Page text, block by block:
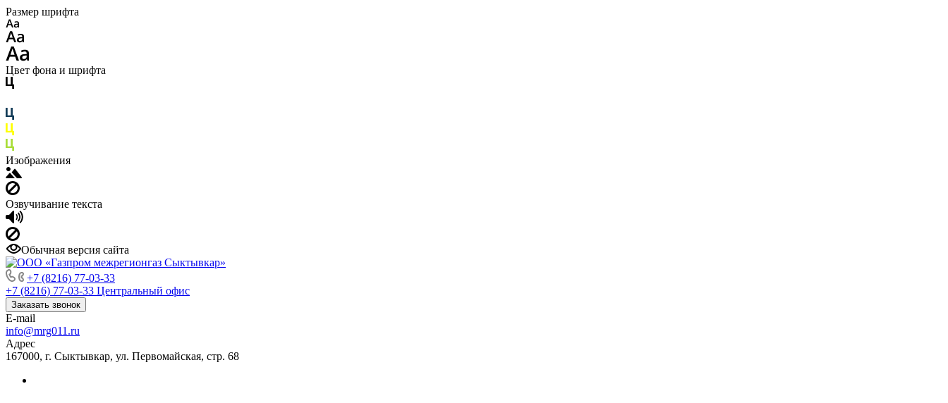
Размер шрифта
Цвет фона и шрифта
Изображения
Озвучивание текста
Обычная версия сайта
+7 (8216) 77-03-33
+7 (8216) 77-03-33 Центральный офис
Заказать звонок
E-mail
info@mrg011.ru
Адрес
167000, г. Сыктывкар, ул. Первомайская, стр. 68